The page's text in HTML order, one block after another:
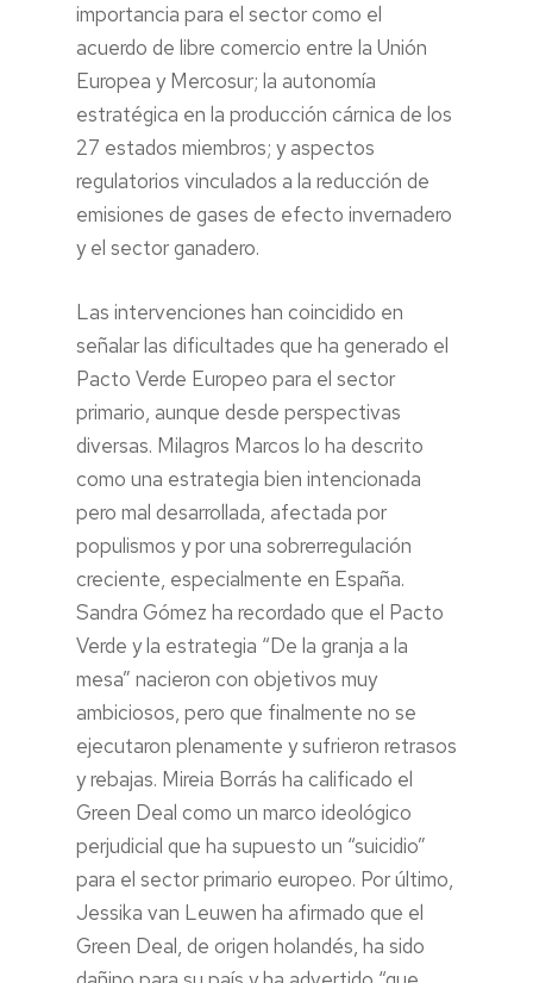
importancia para el sector como el
acuerdo de libre comercio entre la Unión
Europea y Mercosur; la autonomía
estratégica en la producción cárnica de los
27 estados miembros; y aspectos
regulatorios vinculados a la reducción de
emisiones de gases de efecto invernadero
y el sector ganadero.
Las intervenciones han coincidido en
señalar las dificultades que ha generado el
Pacto Verde Europeo para el sector
primario, aunque desde perspectivas
diversas. Milagros Marcos lo ha descrito
como una estrategia bien intencionada
pero mal desarrollada, afectada por
populismos y por una sobrerregulación
creciente, especialmente en España.
Sandra Gómez ha recordado que el Pacto
Verde y la estrategia “De la granja a la
mesa” nacieron con objetivos muy
ambiciosos, pero que finalmente no se
ejecutaron plenamente y sufrieron retrasos
y rebajas. Mireia Borrás ha calificado el
Green Deal como un marco ideológico
perjudicial que ha supuesto un “suicidio”
para el sector primario europeo. Por último,
Jessika van Leuwen ha afirmado que el
Green Deal, de origen holandés, ha sido